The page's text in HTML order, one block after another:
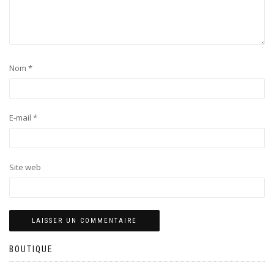
Nom *
E-mail *
Site web
BOUTIQUE